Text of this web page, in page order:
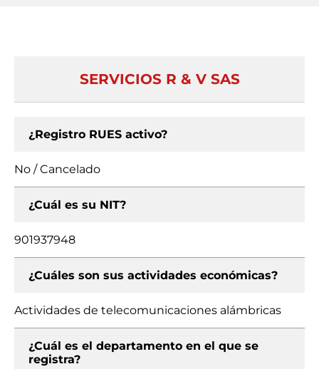
SERVICIOS R & V SAS
¿Registro RUES activo?
No / Cancelado
¿Cuál es su NIT?
901937948
¿Cuáles son sus actividades económicas?
Actividades de telecomunicaciones alámbricas
¿Cuál es el departamento en el que se
registra?